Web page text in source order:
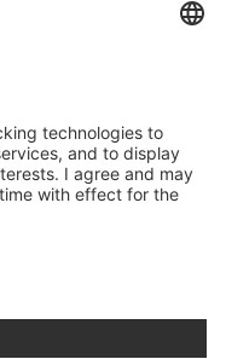
comercial. Los